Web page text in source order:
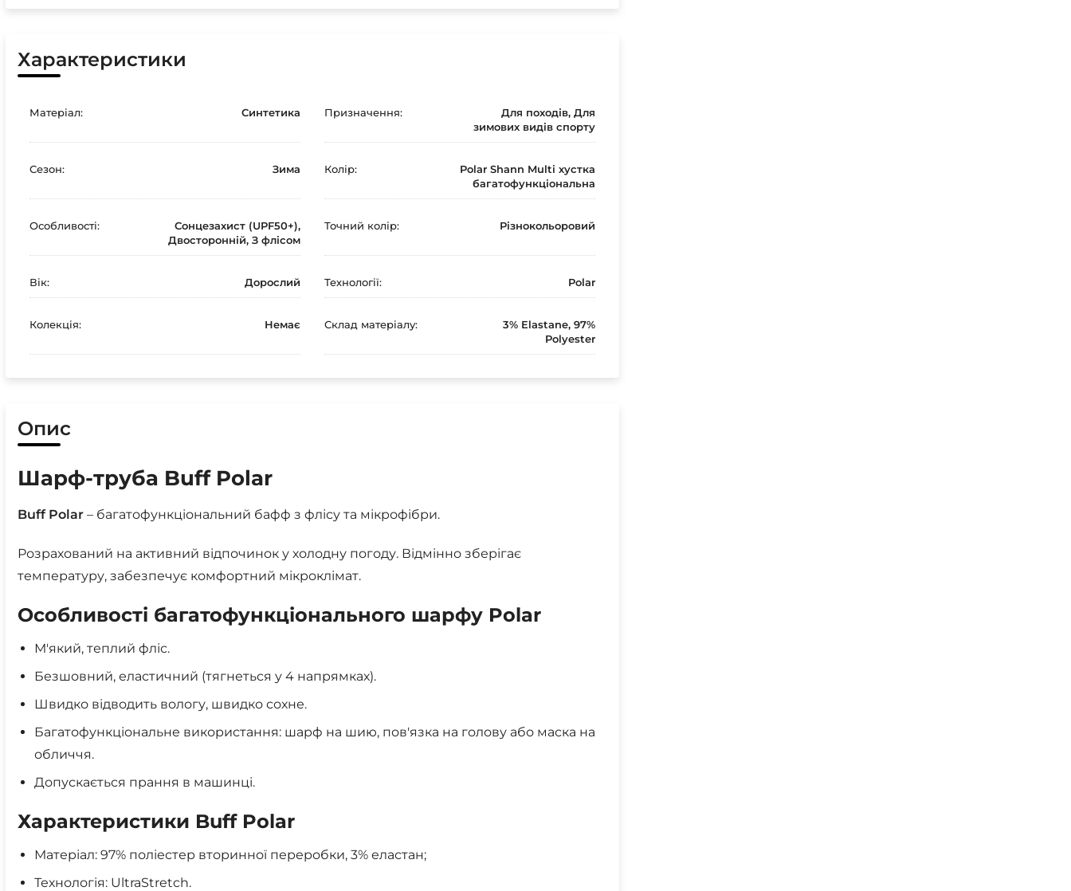
Характеристики
Матеріал: Синтетика Призначення:
Для походів, Для
зимових видів спорту
Сезон: Зима Колір:
Polar Shann Multi хустка
багатофункціональна
Особливості:
Сонцезахист (UPF50+),
Двосторонній, З флісом
Точний колір: Різнокольоровий
Вік: Дорослий Технології: Polar
Колекція: Немає Склад матеріалу:
3% Elastane, 97%
Polyester
Опис
Шарф-труба Buff Polar
Buff Polar – багатофункціональний бафф з флісу та мікрофібри.
Розрахований на активний відпочинок у холодну погоду. Відмінно зберігає
температуру, забезпечує комфортний мікроклімат.
Особливості багатофункціонального шарфу Polar
М'який, теплий фліс.
Безшовний, еластичний (тягнеться у 4 напрямках).
Швидко відводить вологу, швидко сохне.
Багатофункціональне використання: шарф на шию, пов'язка на голову або маска на
обличчя.
Допускається прання в машинці.
Характеристики Buff Polar
Матеріал: 97% поліестер вторинної переробки, 3% еластан;
Технологія: UltraStretch.